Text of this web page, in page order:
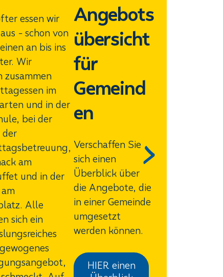
essen wir
- schon von
an bis ins
Wir
zusammen
im
und in der
bei der
der
am
und in der
am
Alle
sich ein
Angebots
übersicht
für
Gemeind
en
Verschaffen Sie
sich einen
Überblick über
die Angebote, die
in einer Gemeinde
umgesetzt
werden können.
HIER einen